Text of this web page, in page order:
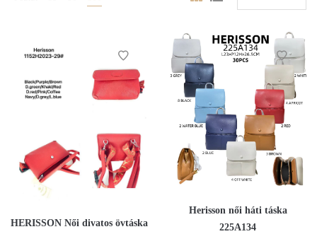
HERISSON Női divatos övtáska
Herisson női háti táska
225A134